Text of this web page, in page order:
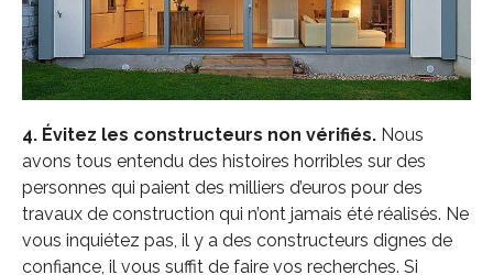
4. Évitez les constructeurs non vérifiés.Nous
avons tous entendu des histoires horribles sur des
personnes qui paient des milliers d’euros pour des
travaux de construction qui n’ont jamais été réalisés. Ne
vous inquiétez pas, il y a des constructeurs dignes de
confiance, il vous suffit de faire vos recherches. Si